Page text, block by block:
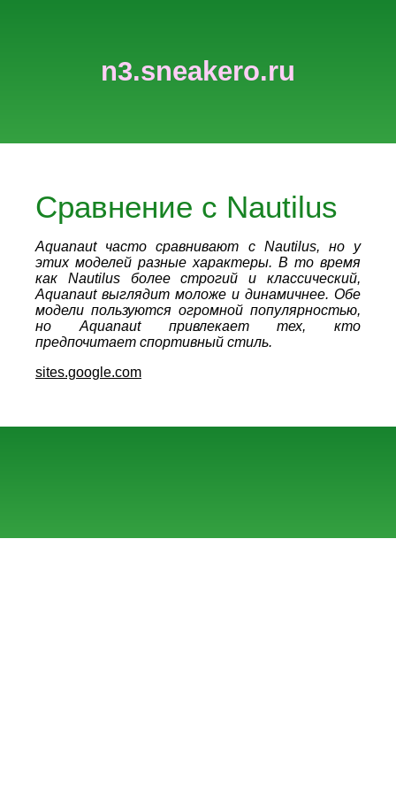
n3.sneakero.ru
Сравнение с Nautilus
Aquanaut часто сравнивают с Nautilus, но у
этих моделей разные характеры. В то время
как Nautilus более строгий и классический,
Aquanaut выглядит моложе и динамичнее. Обе
модели пользуются огромной популярностью,
но Aquanaut привлекает тех, кто
предпочитает спортивный стиль.
sites.google.com